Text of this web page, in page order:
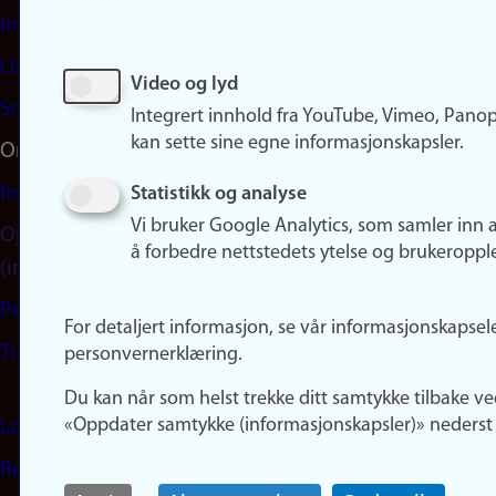
Instagram
LinkedIn
Snapchat
Om nettstedet
Informasjonskapsler
Oppdater samtykke
(informasjonskapsler)
Personvern
Tilgjengelighetserklæring
Logg inn
Rediger din ansattside
Video og lyd
Integrert innhold fra YouTube, Vimeo,
kan sette sine egne informasjonskapsler.
Statistikk og analyse
Vi bruker Google Analytics, som samler inn
å forbedre nettstedets ytelse og
For detaljert informasjon, se vår
personvernerklæring.
Du kan når som helst trekke ditt samtykke tilbake
«Oppdater samtykke (informasjonskapsler)» nederst